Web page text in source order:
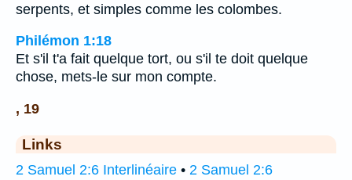
serpents, et simples comme les colombes.
Philémon 1:18
Et s'il t'a fait quelque tort, ou s'il te doit quelque
chose, mets-le sur mon compte.
, 19
Links
2 Samuel 2:6 Interlinéaire • 2 Samuel 2:6